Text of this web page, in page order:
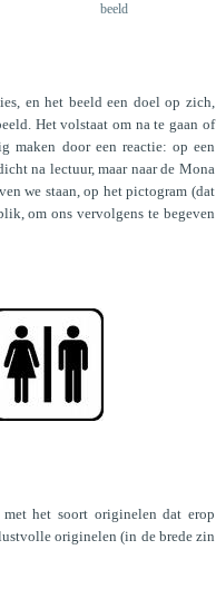
beeld
en het beeld een doel op zich,
Het volstaat om na te gaan of
maken door een reactie: op een
na lectuur, maar naar de Mona
we staan, op het pictogram (dat
om ons vervolgens te begeven
het soort originelen dat erop
originelen (in de brede zin